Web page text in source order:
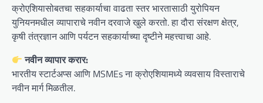
क्रोएशियासोबतचा सहकार्याचा वाढता स्तर भारतासाठी युरोपियन
युनियनमधील व्यापाराचे नवीन दरवाजे खुले करतो. हा दौरा संरक्षण क्षेत्र,
कृषी तंत्रज्ञान आणि पर्यटन सहकार्याच्या दृष्टीने महत्त्वाचा आहे.
नवीन व्यापार करार:
भारतीय स्टार्टअप्स आणि MSMEs ना क्रोएशियामध्ये व्यवसाय विस्ताराचे
नवीन मार्ग मिळतील.